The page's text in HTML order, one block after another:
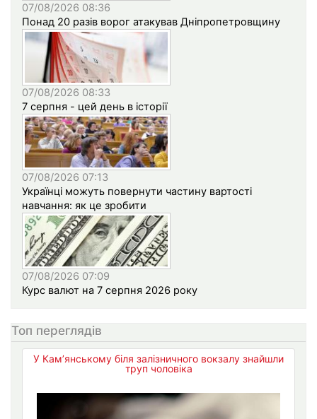
07/08/2026 08:36
Понад 20 разів ворог атакував Дніпропетровщину
07/08/2026 08:33
7 серпня - цей день в історії
07/08/2026 07:13
Українці можуть повернути частину вартості
навчання: як це зробити
07/08/2026 07:09
Курс валют на 7 серпня 2026 року
Топ переглядів
У Кам’янському біля залізничного вокзалу знайшли
труп чоловіка